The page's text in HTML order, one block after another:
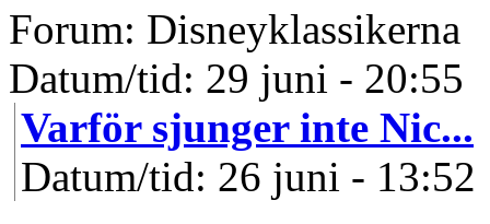
Forum: Disneyklassikerna
Datum/tid: 29 juni - 20:55
Varför sjunger inte Nic...
Datum/tid: 26 juni - 13:52